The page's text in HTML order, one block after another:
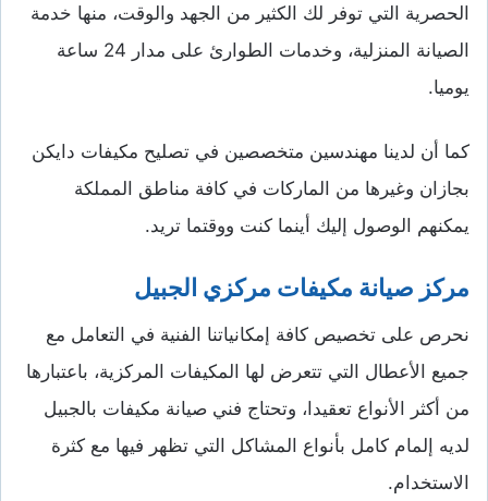
الحصرية التي توفر لك الكثير من الجهد والوقت، منها خدمة
الصيانة المنزلية، وخدمات الطوارئ على مدار 24 ساعة
يوميا.
كما أن لدينا مهندسين متخصصين في تصليح مكيفات دايكن
بجازان وغيرها من الماركات في كافة مناطق المملكة
يمكنهم الوصول إليك أينما كنت ووقتما تريد.
مركز صيانة مكيفات مركزي الجبيل
نحرص على تخصيص كافة إمكانياتنا الفنية في التعامل مع
جميع الأعطال التي تتعرض لها المكيفات المركزية، باعتبارها
من أكثر الأنواع تعقيدا، وتحتاج فني صيانة مكيفات بالجبيل
لديه إلمام كامل بأنواع المشاكل التي تظهر فيها مع كثرة
الاستخدام.